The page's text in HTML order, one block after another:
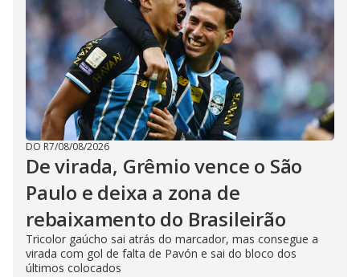
DO R7/08/08/2026
De virada, Grêmio vence o São
Paulo e deixa a zona de
rebaixamento do Brasileirão
Tricolor gaúcho sai atrás do marcador, mas consegue a
virada com gol de falta de Pavón e sai do bloco dos
últimos colocados